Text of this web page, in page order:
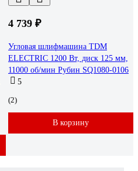
4 739 ₽
Угловая шлифмашина TDM
ELECTRIC 1200 Вт, диск 125 мм,
11000 об/мин Рубин SQ1080-0106
5
(2)
В корзину